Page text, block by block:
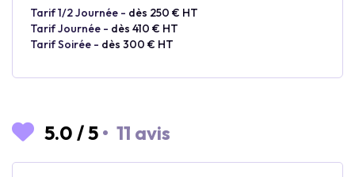
Tarif 1/2 Journée - dès 250 € HT
Tarif Journée - dès 410 € HT
Tarif Soirée - dès 300 € HT
5.0 /5 • 11 avis